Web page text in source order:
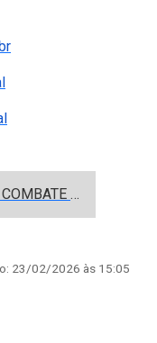
(Abre em nova janela)
(Abre em nova janela)
COMITÊ DE PREVENÇÃO E COMBATE A VIOLÊNCIA.pdf
23/02/2026 às 15:05